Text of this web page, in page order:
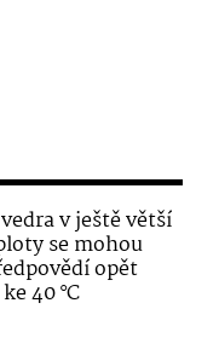
v ještě větší
se mohou
opět
40 °C